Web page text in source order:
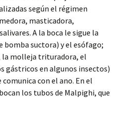
según el régimen
masticadora,
A la boca le sigue la
bomba suctora) y el esófago;
la molleja trituradora, el
gástricos en algunos insectos)
con el ano. En el
los tubos de Malpighi, que